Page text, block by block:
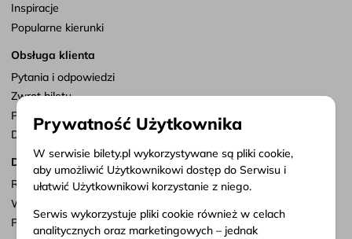
Inspiracje
Popularne kierunki
Obsługa klienta
Pytania i odpowiedzi
Zwrot biletu
Punkty sprzedaży
Dostosuj zgody
Dokumenty
Regulamin serwisu
Warunki przewozu
Polityka prywatności
Prywatność Użytkownika
W serwisie bilety.pl wykorzystywane są pliki cookie,
aby umożliwić Użytkownikowi dostęp do Serwisu i
ułatwić Użytkownikowi korzystanie z niego.
Serwis wykorzystuje pliki cookie również w celach
analitycznych oraz marketingowych – jednak